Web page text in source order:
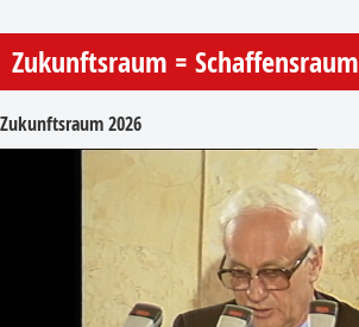
Zukunftsraum = Schaffensraum
Zukunftsraum 2026